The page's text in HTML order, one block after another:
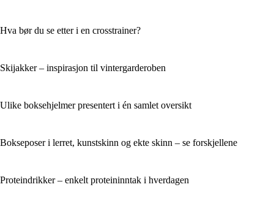
Hva bør du se etter i en crosstrainer?
Skijakker – inspirasjon til vintergarderoben
Ulike boksehjelmer presentert i én samlet oversikt
Bokseposer i lerret, kunstskinn og ekte skinn – se forskjellene
Proteindrikker – enkelt proteininntak i hverdagen